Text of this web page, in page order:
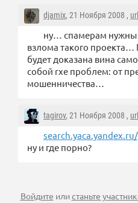
djamix, 21 Ноября 2008 , url
ну… спамерам
взлома такого
будет доказана вина
собой rxe проблем: от
мошенничества…
tagirov, 21 Ноября 2008 , url
ну и где порно?
Войдите илистаньте